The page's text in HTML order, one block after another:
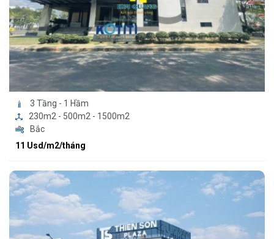
3 Tầng - 1 Hầm
230m2 - 500m2 - 1500m2
Bắc
11 Usd/m2/tháng